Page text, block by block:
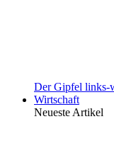
Der Gipfel links-
Wirtschaft
Neueste Artikel